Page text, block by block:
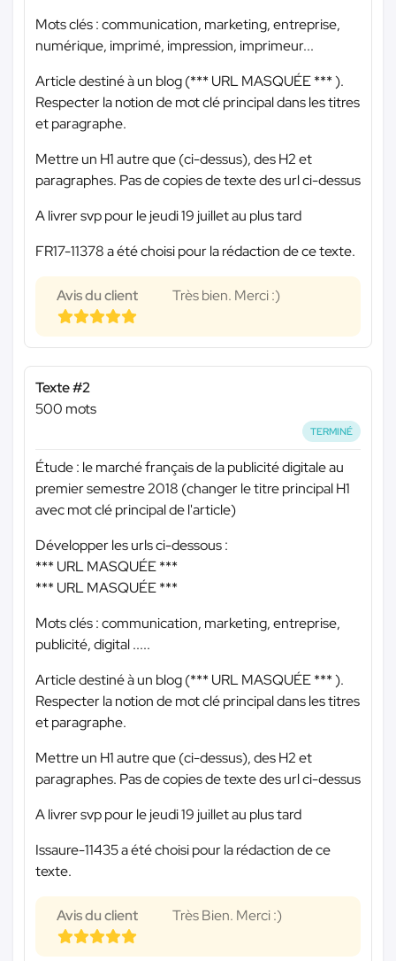
Mots clés : communication, marketing, entreprise,
numérique, imprimé, impression, imprimeur...
Article destiné à un blog (*** URL MASQUÉE ***).
Respecter la notion de mot clé principal dans les titres
et paragraphe.
Mettre un H1 autre que (ci-dessus), des H2 et
paragraphes. Pas de copies de texte des url ci-dessus
A livrer svp pour le jeudi 19 juillet au plus tard
FR17-11378 a été choisi pour la rédaction de ce texte.
Avis du client Très bien. Merci :)
Texte #2
500 mots
TERMINÉ
Étude : le marché français de la publicité digitale au
premier semestre 2018 (changer le titre principal H1
avec mot clé principal de l'article)
Développer les urls ci-dessous :
*** URL MASQUÉE ***
*** URL MASQUÉE ***
Mots clés : communication, marketing, entreprise,
publicité, digital .....
Article destiné à un blog (*** URL MASQUÉE ***).
Respecter la notion de mot clé principal dans les titres
et paragraphe.
Mettre un H1 autre que (ci-dessus), des H2 et
paragraphes. Pas de copies de texte des url ci-dessus
A livrer svp pour le jeudi 19 juillet au plus tard
Issaure-11435 a été choisi pour la rédaction de ce
texte.
Avis du client Très Bien. Merci :)